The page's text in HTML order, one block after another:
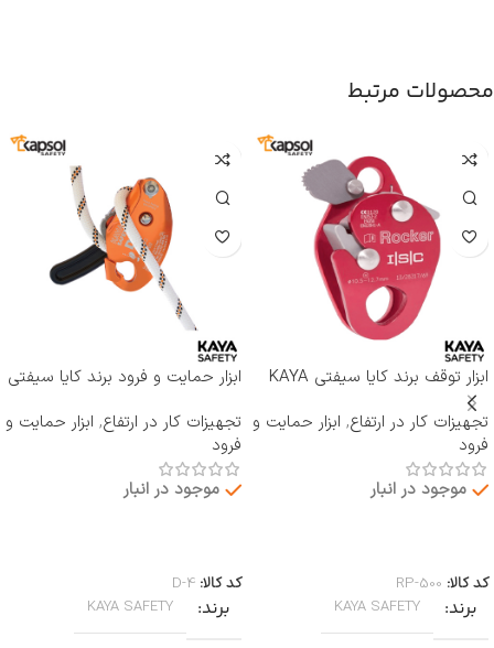
محصولات مرتبط
ابزار توقف برند کایا سیفتی KAYA
SAFETY مدل RP-500 ROCKER
تجهیزات کار در ارتفاع, ابزار حمایت و
فرود
موجود در انبار
کد کالا: RP-500
برند KAYA SAFETY
ابزار حمایت و فرود برند کایا سیفتی
تجهیزات کار در ارتفاع, ابزار حمایت و
فرود
موجود در انبار
کد کالا: D-4
برند KAYA SAFETY